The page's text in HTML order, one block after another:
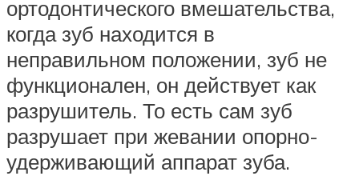
ортодонтического вмешательства,
когда зуб находится в
неправильном положении, зуб не
функционален, он действует как
разрушитель. То есть сам зуб
разрушает при жевании опорно-
удерживающий аппарат зуба.